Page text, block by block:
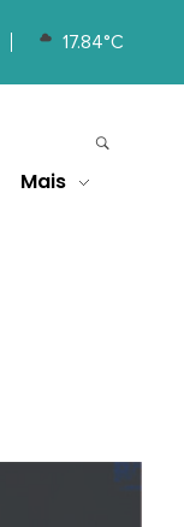
17.84°C
Mais